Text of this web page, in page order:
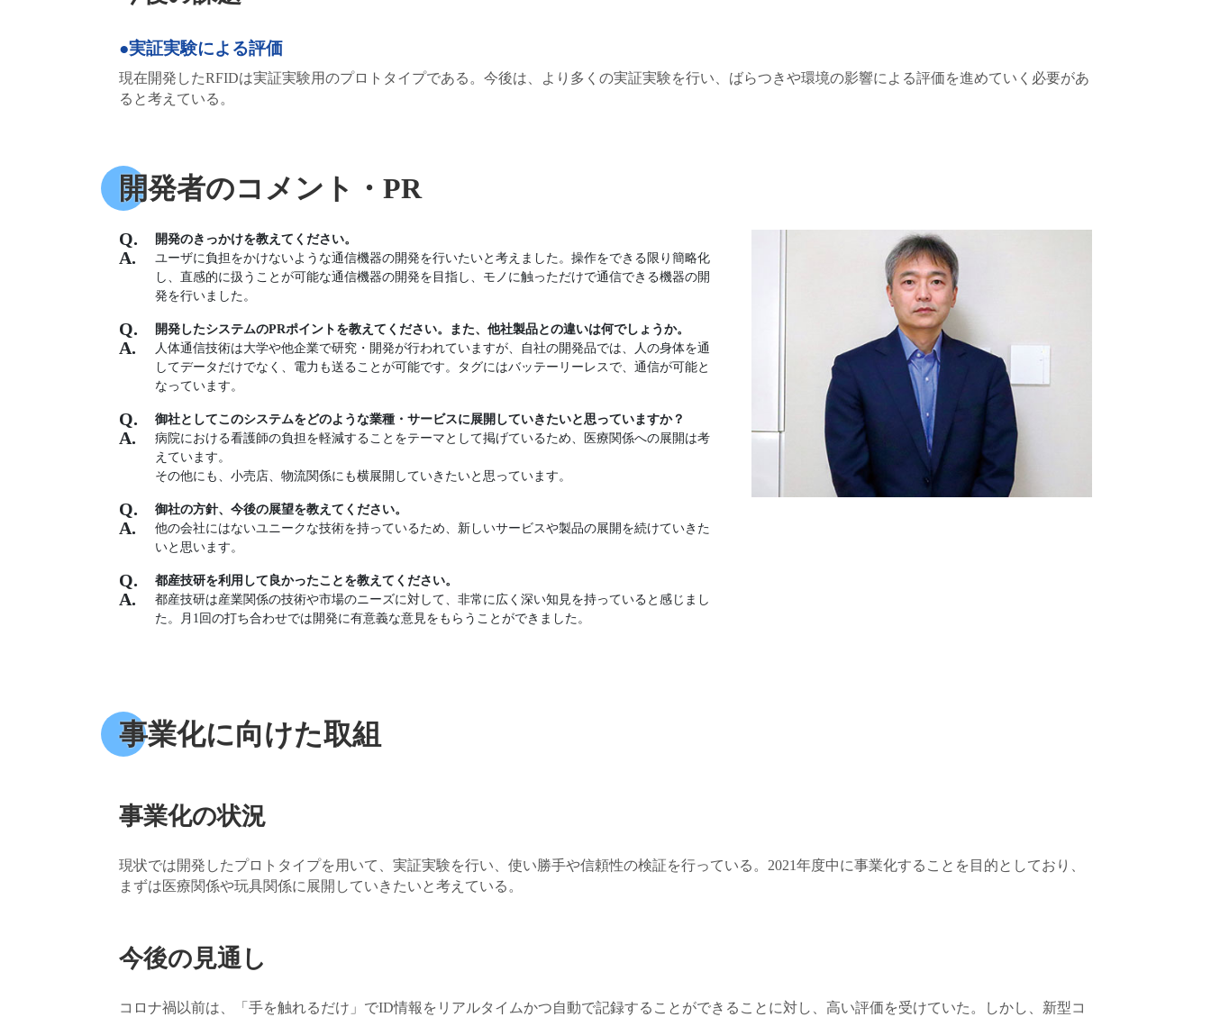
●実証実験による評価
現在開発したRFIDは実証実験用のプロトタイプである。今後は、より多くの実証実験を行い、ばらつきや環境の影響による評価を進めていく必要があ
ると考えている。
開発者のコメント・PR
開発のきっかけを教えてください。
ユーザに負担をかけないような通信機器の開発を行いたいと考えました。操作をできる限り簡略化
し、直感的に扱うことが可能な通信機器の開発を目指し、モノに触っただけで通信できる機器の開
発を行いました。
開発したシステムのPRポイントを教えてください。また、他社製品との違いは何でしょうか。
人体通信技術は大学や他企業で研究・開発が行われていますが、自社の開発品では、人の身体を通
してデータだけでなく、電力も送ることが可能です。タグにはバッテーリーレスで、通信が可能と
なっています。
御社としてこのシステムをどのような業種・サービスに展開していきたいと思っていますか？
病院における看護師の負担を軽減することをテーマとして掲げているため、医療関係への展開は考
えています。
その他にも、小売店、物流関係にも横展開していきたいと思っています。
御社の方針、今後の展望を教えてください。
他の会社にはないユニークな技術を持っているため、新しいサービスや製品の展開を続けていきた
いと思います。
都産技研を利用して良かったことを教えてください。
都産技研は産業関係の技術や市場のニーズに対して、非常に広く深い知見を持っていると感じまし
た。月1回の打ち合わせでは開発に有意義な意見をもらうことができました。
事業化に向けた取組
事業化の状況
現状では開発したプロトタイプを用いて、実証実験を行い、使い勝手や信頼性の検証を行っている。2021年度中に事業化することを目的としており、
まずは医療関係や玩具関係に展開していきたいと考えている。
今後の見通し
コロナ禍以前は、「手を触れるだけ」でID情報をリアルタイムかつ自動で記録することができることに対し、高い評価を受けていた。しかし、新型コ